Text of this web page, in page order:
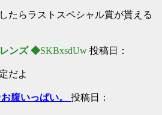
たらラストスペシャル賞が貰える
ンズ ◆SKBxsdUw 投稿日：
だよ
腹いっぱい。 投稿日：